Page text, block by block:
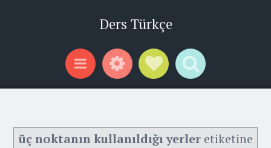
Ders Türkçe
Menu WidgetsSocial Links
Search
üç noktanın kullanıldığı yerleretiketine